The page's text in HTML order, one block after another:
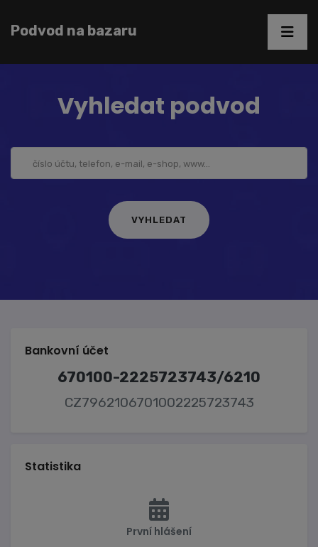
Podvod na bazaru
Vyhledat podvod
Bankovní účet
670100-2225723743/6210
CZ7962106701002225723743
Statistika
První hlášení